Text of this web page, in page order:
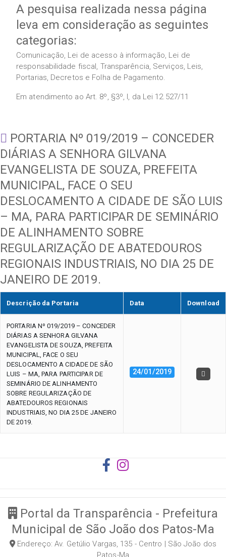
A pesquisa realizada nessa página
leva em consideração as seguintes
categorias:
Comunicação, Lei de acesso à informação, Lei de
responsabilidade fiscal, Transparência, Serviços, Leis,
Portarias, Decretos e Folha de Pagamento.
Em atendimento ao Art. 8º, §3º, I, da Lei 12.527/11
PORTARIA Nº 019/2019 – CONCEDER
DIÁRIAS A SENHORA GILVANA
EVANGELISTA DE SOUZA, PREFEITA
MUNICIPAL, FACE O SEU
DESLOCAMENTO A CIDADE DE SÃO LUIS
– MA, PARA PARTICIPAR DE SEMINÁRIO
DE ALINHAMENTO SOBRE
REGULARIZAÇÃO DE ABATEDOUROS
REGIONAIS INDUSTRIAIS, NO DIA 25 DE
JANEIRO DE 2019.
Descrição da Portaria Data Download
PORTARIA Nº 019/2019 – CONCEDER
DIÁRIAS A SENHORA GILVANA
EVANGELISTA DE SOUZA, PREFEITA
MUNICIPAL, FACE O SEU
DESLOCAMENTO A CIDADE DE SÃO
LUIS – MA, PARA PARTICIPAR DE
SEMINÁRIO DE ALINHAMENTO
SOBRE REGULARIZAÇÃO DE
ABATEDOUROS REGIONAIS
INDUSTRIAIS, NO DIA 25 DE JANEIRO
DE 2019.
24/01/2019
Portal da Transparência - Prefeitura
Municipal de São João dos Patos-Ma
Endereço: Av. Getúlio Vargas, 135 - Centro | São João dos
Patos-Ma